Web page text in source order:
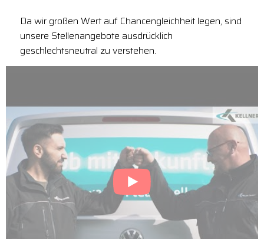
Da wir großen Wert auf Chancengleichheit legen, sind
unsere Stellenangebote ausdrücklich
geschlechtsneutral zu verstehen.